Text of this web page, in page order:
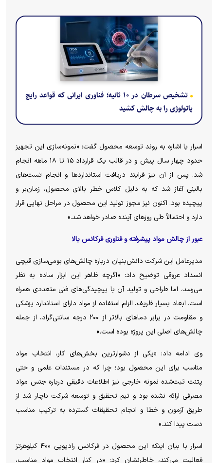
تشخیص سرطان در ۱۰ ثانیه؛ فناوری ایرانی که قواعد رایج
پاتولوژی را به چالش کشید
اسرار با اشاره به روند توسعه محصول گفت: «نمونه‌سازی این تجهیز
حدود چهار سال پیش و در قالب یک قرارداد ۱۵ تا ۱۸ ماهه انجام
شد. پس از آن نیز فرایند دریافت استاندارد‌ها و انجام تست‌های
بالینی آغاز شد که به دلیل کلاس خطر بالای محصول، زمان‌بر و
پیچیده بود. اکنون نیز مجوز تولید این محصول در مراحل نهایی قرار
دارد و احتمالاً طی روز‌های آینده صادر خواهد شد.»
عبور از چالش مواد پیشرفته و فناوری فرکانس بالا
مدیرعامل این شرکت دانش‌بنیان درباره چالش‌های بومی‌سازی قیچی
انسداد عروقی توضیح داد: «اگرچه ظاهر این ابزار ساده به نظر
می‌رسد، اما طراحی و تولید آن با پیچیدگی‌های فنی متعددی همراه
است. ابعاد بسیار ظریف، الزام استفاده از مواد دارای استاندارد پزشکی
و مقاومت در برابر دما‌های بالاتر از ۲۰۰ درجه سانتی‌گراد، از جمله
چالش‌های اصلی این پروژه بوده است.»
وی ادامه داد: «یکی از دشوارترین بخش‌های کار، انتخاب مواد
مناسب برای این محصول بود؛ چرا که در مستندات علمی و حتی
پتنت ثبت‌شده نمونه خارجی نیز اطلاعات دقیقی درباره جنس مواد
مصرفی ارائه نشده بود و تیم تحقیق و توسعه شرکت ناچار شد از
طریق آزمون و خطا و انجام تحقیقات گسترده به ترکیب مناسب
دست پیدا کند.»
اسرار با بیان اینکه این محصول در فرکانس رادیویی ۴۰۰ کیلوهرتز
فعالیت می‌کند، خاطرنشان کرد: «در کنار انتخاب مواد مناسب،